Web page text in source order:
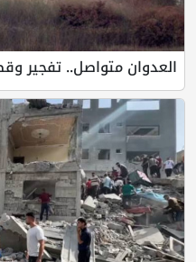
العدوان متواصل.. تفجير